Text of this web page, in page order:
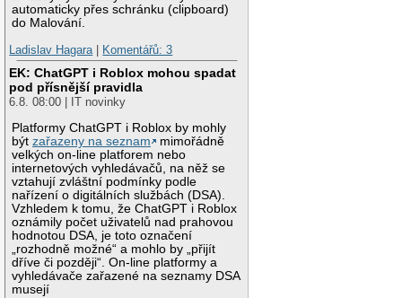
automaticky přes schránku (clipboard)
do Malování.
Ladislav Hagara
Komentářů: 3
EK: ChatGPT i Roblox mohou spadat
pod přísnější pravidla
6.8. 08:00 | IT novinky
Platformy ChatGPT i Roblox by mohly
býtzařazeny na seznam
mimořádně
velkých on-line platforem nebo
internetových vyhledávačů, na něž se
vztahují zvláštní podmínky podle
nařízení o digitálních službách (DSA).
Vzhledem k tomu, že ChatGPT i Roblox
oznámily počet uživatelů nad prahovou
hodnotou DSA, je toto označení
„rozhodně možné“ a mohlo by „přijít
dříve či později“. On-line platformy a
vyhledávače zařazené na seznamy DSA
musejí